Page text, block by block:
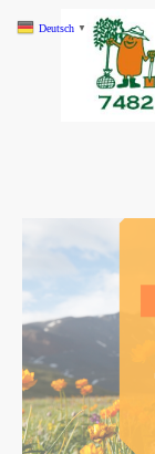
Deutsch ▼